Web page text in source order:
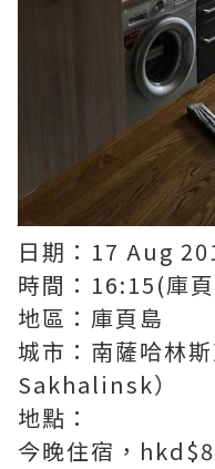
日期：17 Aug
時間：16:15(庫頁
地區：庫頁島
城市：南薩哈林
Sakhalinsk）
地點：
今晚住宿，